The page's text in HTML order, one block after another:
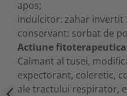
apos;
indulcitor: zahar invertit
conservant: sorbat de
Actiune
Calmant al tusei,
expectorant, coleretic,
ale tractului respirator,